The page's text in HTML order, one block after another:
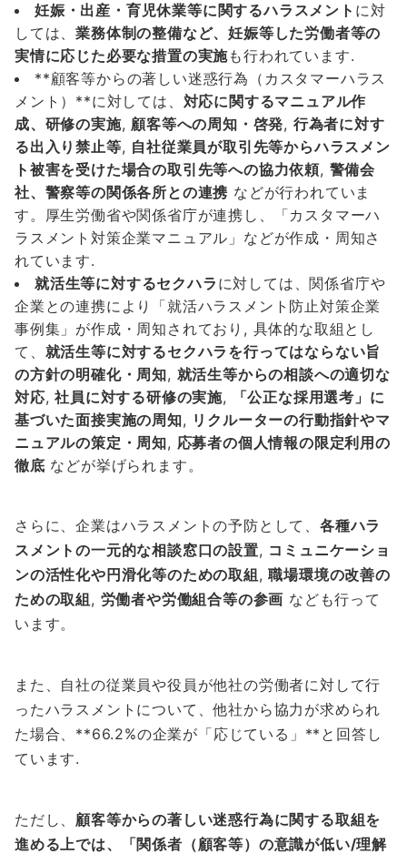
妊娠・出産・育児休業等に関するハラスメント に対
しては、業務体制の整備など、妊娠等した労働者等の
実情に応じた必要な措置の実施も行われています.
**顧客等からの著しい迷惑行為（カスタマーハラス
メント）**に対しては、 対応に関するマニュアル作
成、研修の実施,顧客等への周知・啓発, 行為者に対す
る出入り禁止等, 自社従業員が取引先等からハラスメン
ト被害を受けた場合の取引先等への協力依頼, 警備会
社、警察等の関係各所との連携 などが行われていま
す。厚生労働省や関係省庁が連携し、「カスタマーハ
ラスメント対策企業マニュアル」などが作成・周知さ
れています.
就活生等に対するセクハラ に対しては、関係省庁や
企業との連携により「就活ハラスメント防止対策企業
事例集」が作成・周知されており, 具体的な取組とし
て、 就活生等に対するセクハラを行ってはならない旨
の方針の明確化・周知, 就活生等からの相談への適切な
対応,社員に対する研修の実施,
「公正な採用選考」に
基づいた面接実施の周知, リクルーターの行動指針やマ
ニュアルの策定・周知, 応募者の個人情報の限定利用の
徹底 などが挙げられます。
さらに、企業はハラスメントの予防として、 各種ハラ
スメントの一元的な相談窓口の設置, コミュニケーショ
ンの活性化や円滑化等のための取組,職場環境の改善の
ための取組, 労働者や労働組合等の参画 なども行って
います。
また、自社の従業員や役員が他社の労働者に対して行
ったハラスメントについて、他社から協力が求められ
た場合、**66.2%の企業が「応じている」**と回答し
ています.
ただし、顧客等からの著しい迷惑行為に関する取組を
進める上では、「関係者（顧客等）の意識が低い/理解